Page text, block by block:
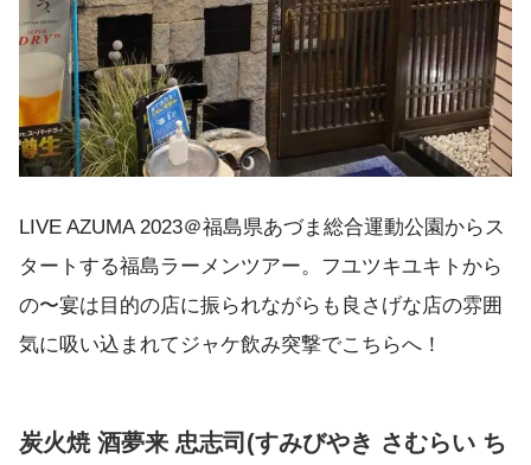
LIVE AZUMA 2023＠福島県あづま総合運動公園からス
タートする福島ラーメンツアー。フユツキユキトから
の〜宴は目的の店に振られながらも良さげな店の雰囲
気に吸い込まれてジャケ飲み突撃でこちらへ！
炭火焼 酒夢来 忠志司(すみびやき さむらい ち